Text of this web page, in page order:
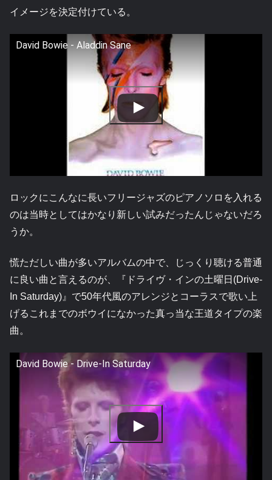
イメージを決定付けている。
David Bowie - Aladdin Sane
ロックにこんなに長いフリージャズのピアノソロを入れる
のは当時としてはかなり新しい試みだったんじゃないだろ
うか。
慌ただしい曲が多いアルバムの中で、じっくり聴ける普通
に良い曲と言えるのが、『ドライヴ・インの土曜日(Drive-
In Saturday)』で50年代風のアレンジとコーラスで歌い上
げるこれまでのボウイになかった真っ当な王道タイプの楽
曲。
David Bowie - Drive-In Saturday